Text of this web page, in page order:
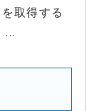
取得する
...